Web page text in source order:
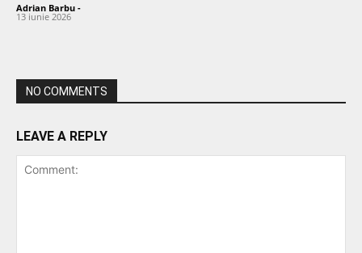
Adrian Barbu -
13 iunie 2026
NO COMMENTS
LEAVE A REPLY